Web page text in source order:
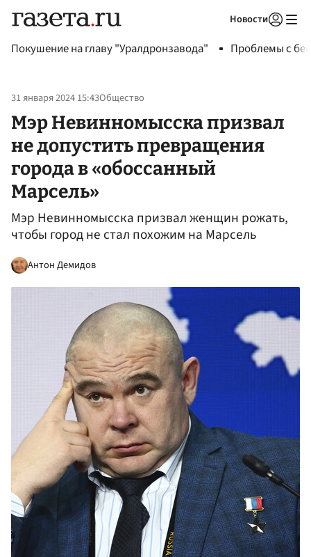
Новости
Покушение на главу "Уралдронзавода" Проблемы с
31 января 2024 15:43Общество
Мэр Невинномысска призвал
не допустить превращения
города в «обоссанный
Марсель»
Мэр Невинномысска призвал женщин рожать,
чтобы город не стал похожим на Марсель
Антон Демидов